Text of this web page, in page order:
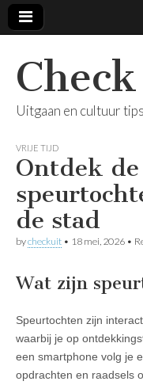
Uitgaan en cultuur
VRIJE TIJD
Ontdek
de stad
bycheckuit • 18 mei, 2026 •
Wat zijn
Speurtochten zijn
waarbij je op
een smartphone volg je
opdrachten en raadsels